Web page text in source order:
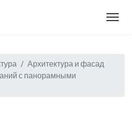
Архитектура и фасад
с панорамными